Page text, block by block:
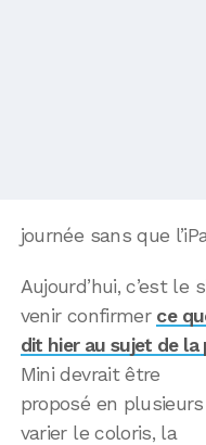
journée sans que
Aujourd’hui, c’est
venir confirmer ce
dit hier au sujet de
Mini devrait être
proposé en
varier le coloris, la